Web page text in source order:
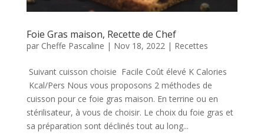
Foie Gras maison, Recette de Chef
par Cheffe Pascaline | Nov 18, 2022| Recettes
Suivant cuisson choisie Facile Coût élevé K Calories
Kcal/Pers Nous vous proposons 2 méthodes de
cuisson pour ce foie gras maison. En terrine ou en
stérilisateur, à vous de choisir. Le choix du foie gras et
sa préparation sont déclinés tout au long...